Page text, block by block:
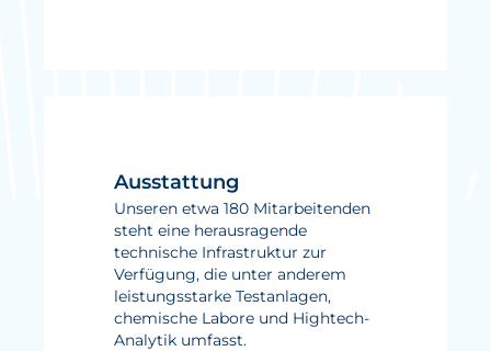
Ausstattung
Unseren etwa 180 Mitarbeitenden
steht eine herausragende
technische Infrastruktur zur
Verfügung, die unter anderem
leistungsstarke Testanlagen,
chemische Labore und Hightech-
Analytik umfasst.